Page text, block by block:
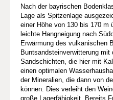
Nach der bayrischen
Lage als Spitzenlage
einer Höhe von 130 bis 170 m
leichte Hangneigung nach
Erwärmung des vulkanischen
Buntsandsteinverwitterung mit
Sandschichten, die hier mit
einen optimalen
der Mineralien, die dann von
können. Dies verleiht den
große Lagerfähigkeit. Bereits